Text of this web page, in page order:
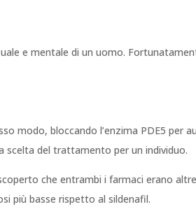
e mentale di un uomo.
modo, bloccando l’enzima PDE5 per
scelta del trattamento per un individuo.
che entrambi i farmaci erano
più basse rispetto al sildenafil.